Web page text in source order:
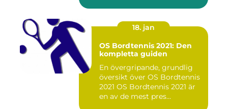
18. jan
OS Bordtennis 2021: Den
kompletta guiden
En övergripande, grundlig
översikt över OS Bordtennis
2021 OS Bordtennis 2021 är
en av de mest pres...